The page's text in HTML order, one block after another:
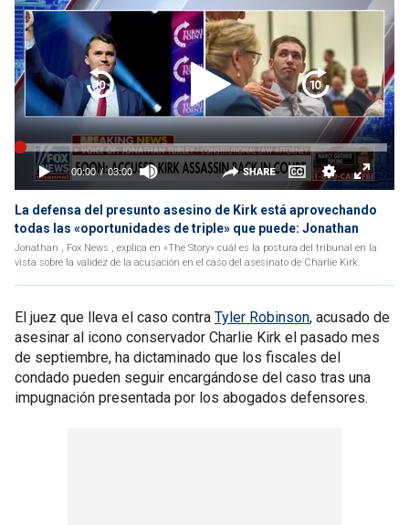
La defensa del presunto asesino de Kirk está aprovechando
todas las «oportunidades de triple» que puede: Jonathan
Jonathan , Fox News , explica en «The Story» cuál es la postura del tribunal en la
vista sobre la validez de la acusación en el caso del asesinato de Charlie Kirk.
El juez que lleva el caso contra Tyler Robinson, acusado de
asesinar al icono conservador Charlie Kirk el pasado mes
de septiembre, ha dictaminado que los fiscales del
condado pueden seguir encargándose del caso tras una
impugnación presentada por los abogados defensores.